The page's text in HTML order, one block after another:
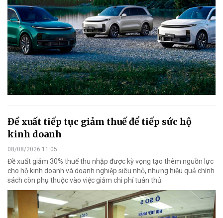
Đề xuất tiếp tục giảm thuế để tiếp sức hộ
kinh doanh
08/08/2026 11:05
Đề xuất giảm 30% thuế thu nhập được kỳ vọng tạo thêm nguồn lực
cho hộ kinh doanh và doanh nghiệp siêu nhỏ, nhưng hiệu quả chính
sách còn phụ thuộc vào việc giảm chi phí tuân thủ.